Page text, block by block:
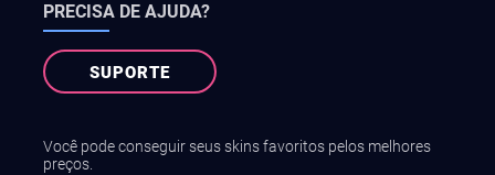
PRECISA DE AJUDA?
SUPORTE
Você pode conseguir seus skins favoritos pelos melhores
preços.